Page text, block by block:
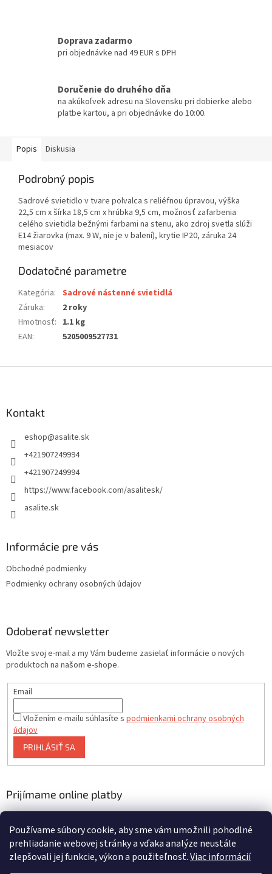
Používame súbory cookie, aby sme vám umožnili pohodlné
prehliadanie webovej stránky a vďaka analýze neustále
zlepšovali jej funkcie, výkon a použiteľnosť.Viac informácií
Doprava zadarmo
pri objednávke nad 49 EUR s DPH
Doručenie do druhého dňa
na akúkoľvek adresu na Slovensku pri dobierke alebo
platbe kartou, a pri objednávke do 10:00.
Popis Diskusia
Podrobný popis
Sadrové svietidlo v tvare polvalca s reliéfnou úpravou, výška
22,5 cm x šírka 18,5 cm x hrúbka 9,5 cm, možnosť zafarbenia
celého svietidla bežnými farbami na stenu, ako zdroj svetla slúži
E14 žiarovka (max. 9 W, nie je v balení), krytie IP20, záruka 24
mesiacov
Dodatočné parametre
Kategória: Sadrové nástenné svietidlá
Záruka:
2 roky
Hmotnosť: 1.1 kg
EAN: 5205009527731
Kontakt
eshop@asalite.sk
+421907249994
+421907249994
https://www.facebook.com/asalitesk/
asalite.sk
Informácie pre vás
Obchodné podmienky
Podmienky ochrany osobných údajov
Odoberať newsletter
Vložte svoj e-mail a my Vám budeme zasielať informácie o nových
produktoch na našom e-shope.
Email
Vložením e-mailu súhlasíte s podmienkami ochrany osobných
údajov
PRIHLÁSIŤ SA
Prijímame online platby